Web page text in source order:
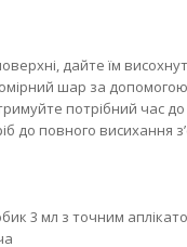
дайте їм
шар за
потрібний час
до повного висихання
3 мл з точним